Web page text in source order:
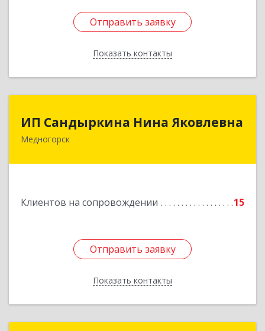
Отправить заявку
Показать контакты
Отправить заявку
Назад
ИП Сандыркина Нина Яковлевна
Медногорск
Клиентов на сопровождении 15
Отправить заявку
Показать контакты
462270, Оренбургская обл, Медногорск г,
Отправить заявку
Назад